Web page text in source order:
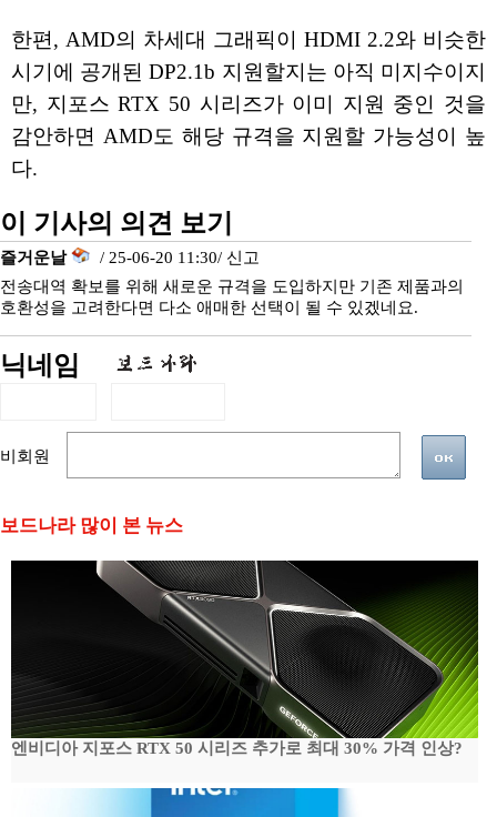
한편, AMD의 차세대 그래픽이 HDMI 2.2와 비슷한
시기에 공개된 DP2.1b 지원할지는 아직 미지수이지
만, 지포스 RTX 50 시리즈가 이미 지원 중인 것을
감안하면 AMD도 해당 규격을 지원할 가능성이 높
다.
이 기사의 의견 보기
즐거운날 / 25-06-20 11:30/ 신고
전송대역 확보를 위해 새로운 규격을 도입하지만 기존 제품과의
호환성을 고려한다면 다소 애매한 선택이 될 수 있겠네요.
닉네임
비회원
보드나라 많이 본 뉴스
엔비디아 지포스 RTX 50 시리즈 추가로 최대 30% 가격 인상?